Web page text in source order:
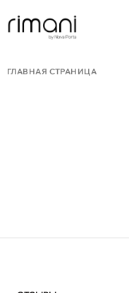
ГЛАВНАЯ СТРАНИЦА